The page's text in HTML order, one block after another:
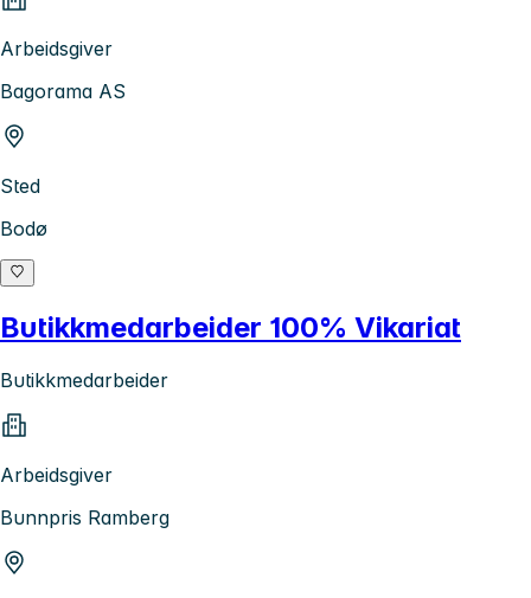
Arbeidsgiver
Bagorama AS
Sted
Bodø
Butikkmedarbeider 100% Vikariat
Butikkmedarbeider
Arbeidsgiver
Bunnpris Ramberg